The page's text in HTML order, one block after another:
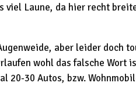
viel Laune, da hier recht
aber leider doch
wohl das falsche Wort
20-30 Autos, bzw.